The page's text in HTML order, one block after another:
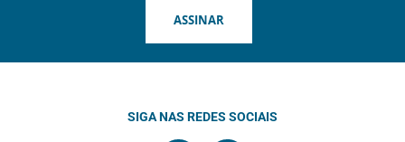
ASSINAR
SIGA NAS REDES SOCIAIS